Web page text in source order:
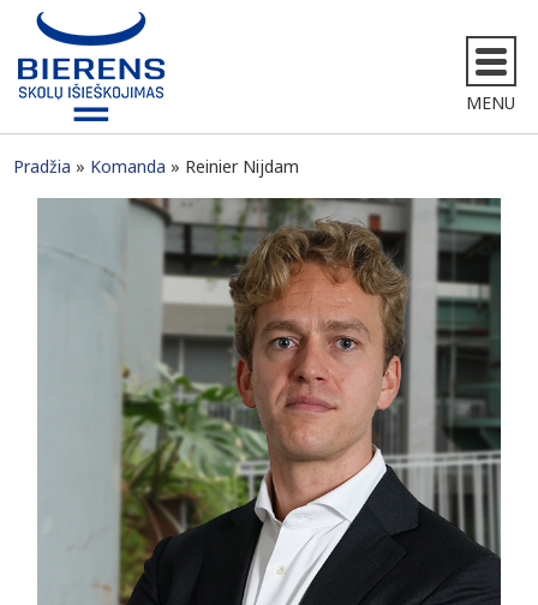
MENU
Pradžia Komanda Reinier Nijdam